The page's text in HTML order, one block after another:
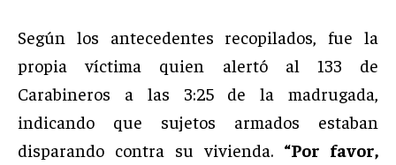
Según los antecedentes recopilados, fue la
propia víctima quien alertó al 133 de
Carabineros a las 3:25 de la madrugada,
indicando que sujetos armados estaban
disparando contra su vivienda. “Por favor,